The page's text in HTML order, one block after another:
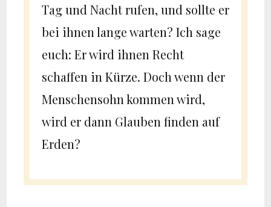
Tag und Nacht rufen, und sollte er
bei ihnen lange warten? Ich sage
euch: Er wird ihnen Recht
schaffen in Kürze. Doch wenn der
Menschensohn kommen wird,
wird er dann Glauben finden auf
Erden?